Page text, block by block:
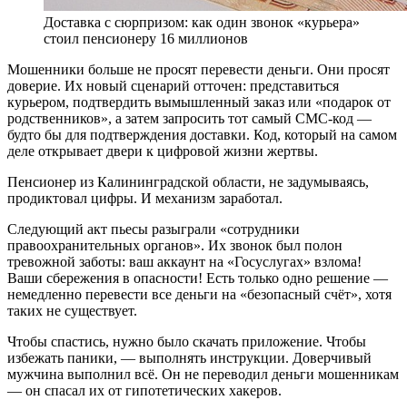
Доставка с сюрпризом: как один звонок «курьера»
стоил пенсионеру 16 миллионов
Мошенники больше не просят перевести деньги. Они просят
доверие. Их новый сценарий отточен: представиться
курьером, подтвердить вымышленный заказ или «подарок от
родственников», а затем запросить тот самый СМС-код —
будто бы для подтверждения доставки. Код, который на самом
деле открывает двери к цифровой жизни жертвы.
Пенсионер из Калининградской области, не задумываясь,
продиктовал цифры. И механизм заработал.
Следующий акт пьесы разыграли «сотрудники
правоохранительных органов». Их звонок был полон
тревожной заботы: ваш аккаунт на «Госуслугах» взлома!
Ваши сбережения в опасности! Есть только одно решение —
немедленно перевести все деньги на «безопасный счёт», хотя
таких не существует.
Чтобы спастись, нужно было скачать приложение. Чтобы
избежать паники, — выполнять инструкции. Доверчивый
мужчина выполнил всё. Он не переводил деньги мошенникам
— он спасал их от гипотетических хакеров.